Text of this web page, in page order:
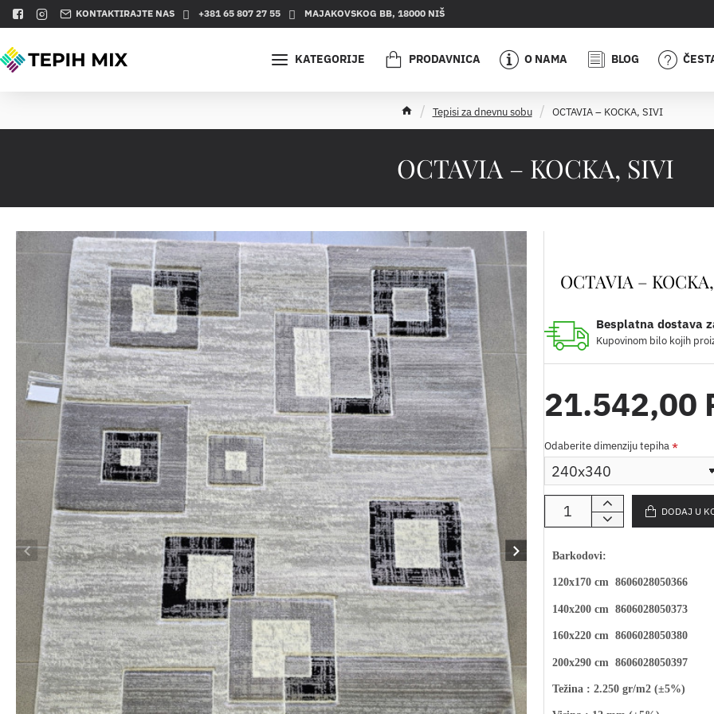
KONTAKTIRAJTE NAS +381 65 807 27 55 MAJAKOVSKOG BB, 18000 NIŠ
KATEGORIJE PRODAVNICA O NAMA BLOG
OCTAVIA – KOCKA, SIVI
h
o
Tepisi za dnevnu sobu OCTAVIA – KOCKA, SIVI
OCTAVIA –
Besplatna dostava
Kupovinom bilo kojih
21.542,00
Odaberite dimenziju tepiha
DODAJ U
Barkodovi:
120x170 cm 8606028050366
140x200 cm 8606028050373
160x220 cm 8606028050380
200x290 cm 8606028050397
Težina : 2.250 gr/m2 (±5%)